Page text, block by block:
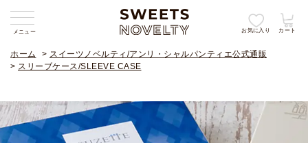
メニュー お気に入り カート
ホーム > スイーツノベルティ/アンリ・シャルパンティエ公式通販
> スリーブケース/SLEEVE CASE